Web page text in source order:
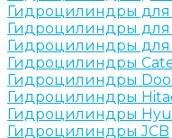
Гидроцилиндры для
Гидроцилиндры
Гидроцилиндры для
Гидроцилиндры
Гидроцилиндры
Гидроцилиндры
Гидроцилиндры
Гидроцилиндры JCB